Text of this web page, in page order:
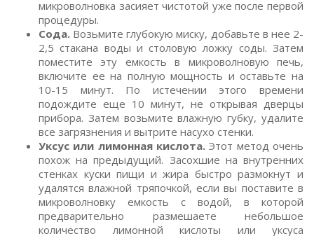
микроволновка засияет чистотой уже после первой
процедуры.
Сода. Возьмите глубокую миску, добавьте в нее 2-
2,5 стакана воды и столовую ложку соды. Затем
поместите эту емкость в микроволновую печь,
включите ее на полную мощность и оставьте на
10-15 минут. По истечении этого времени
подождите еще 10 минут, не открывая дверцы
прибора. Затем возьмите влажную губку, удалите
все загрязнения и вытрите насухо стенки.
Уксус или лимонная кислота. Этот метод очень
похож на предыдущий. Засохшие на внутренних
стенках куски пищи и жира быстро размокнут и
удалятся влажной тряпочкой, если вы поставите в
микроволновку емкость с водой, в которой
предварительно размешаете небольшое
количество лимонной кислоты или уксуса